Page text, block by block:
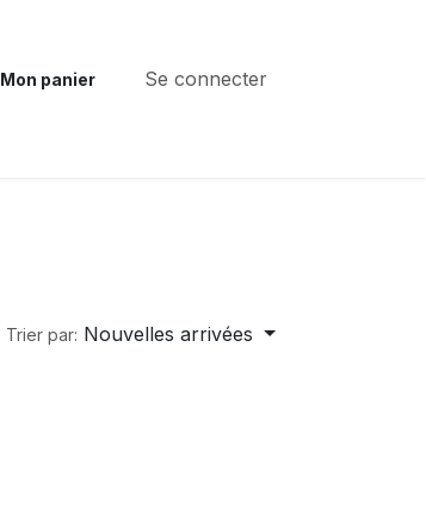
Mon panier Se connecter
Trier par: Nouvelles arrivées